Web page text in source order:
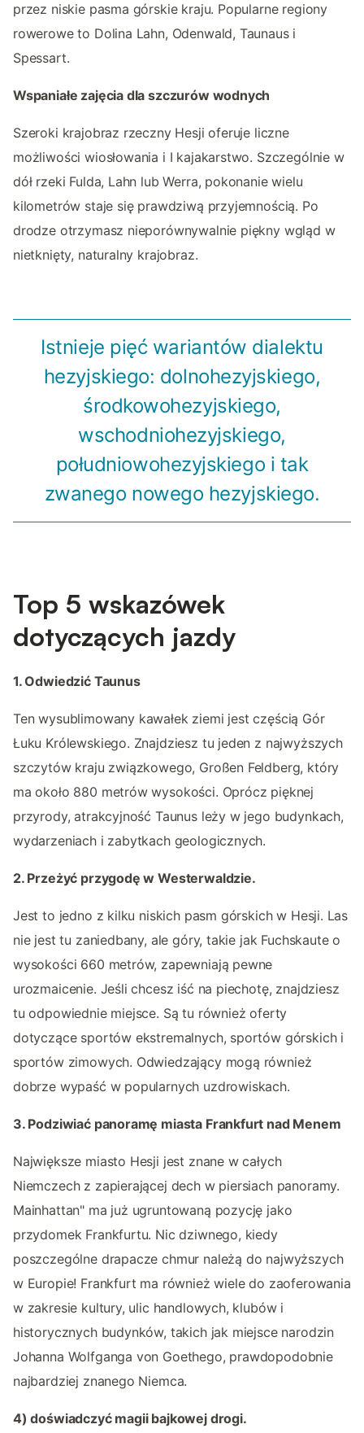
przez niskie pasma górskie kraju. Popularne regiony
rowerowe to Dolina Lahn, Odenwald, Taunaus i
Spessart.
Wspaniałe zajęcia dla szczurów wodnych
Szeroki krajobraz rzeczny Hesji oferuje liczne
możliwości wiosłowania i I kajakarstwo. Szczególnie w
dół rzeki Fulda, Lahn lub Werra, pokonanie wielu
kilometrów staje się prawdziwą przyjemnością. Po
drodze otrzymasz nieporównywalnie piękny wgląd w
nietknięty, naturalny krajobraz.
Istnieje pięć wariantów dialektu
hezyjskiego: dolnohezyjskiego,
środkowohezyjskiego,
wschodniohezyjskiego,
południowohezyjskiego i tak
zwanego nowego hezyjskiego.
Top 5 wskazówek
dotyczących jazdy
1. Odwiedzić Taunus
Ten wysublimowany kawałek ziemi jest częścią Gór
Łuku Królewskiego. Znajdziesz tu jeden z najwyższych
szczytów kraju związkowego, Großen Feldberg, który
ma około 880 metrów wysokości. Oprócz pięknej
przyrody, atrakcyjność Taunus leży w jego budynkach,
wydarzeniach i zabytkach geologicznych.
2. Przeżyć przygodę w Westerwaldzie.
Jest to jedno z kilku niskich pasm górskich w Hesji. Las
nie jest tu zaniedbany, ale góry, takie jak Fuchskaute o
wysokości 660 metrów, zapewniają pewne
urozmaicenie. Jeśli chcesz iść na piechotę, znajdziesz
tu odpowiednie miejsce. Są tu również oferty
dotyczące sportów ekstremalnych, sportów górskich i
sportów zimowych. Odwiedzający mogą również
dobrze wypaść w popularnych uzdrowiskach.
3. Podziwiać panoramę miasta Frankfurt nad Menem
Największe miasto Hesji jest znane w całych
Niemczech z zapierającej dech w piersiach panoramy.
Mainhattan" ma już ugruntowaną pozycję jako
przydomek Frankfurtu. Nic dziwnego, kiedy
poszczególne drapacze chmur należą do najwyższych
w Europie! Frankfurt ma również wiele do zaoferowania
w zakresie kultury, ulic handlowych, klubów i
historycznych budynków, takich jak miejsce narodzin
Johanna Wolfganga von Goethego, prawdopodobnie
najbardziej znanego Niemca.
4) doświadczyć magii bajkowej drogi.